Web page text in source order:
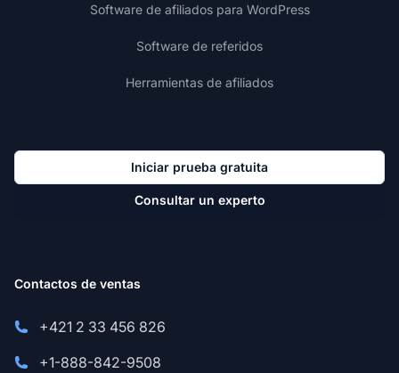
Software de afiliados para WordPress
Software de referidos
Herramientas de afiliados
Iniciar prueba gratuita
Consultar un experto
Contactos de ventas
+421 2 33 456 826
+1-888-842-9508